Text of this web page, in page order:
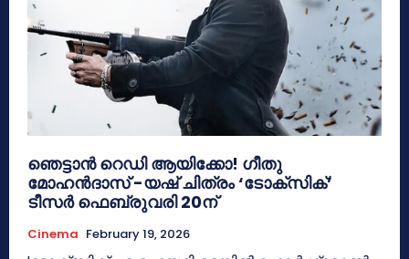
ഞെട്ടാൻ റെഡി ആയിക്കോ! ഗീതു
മോഹൻദാസ് -യഷ് ചിത്രം ‘ടോക്സിക്’
ടീസർ ഫെബ്രുവരി 20ന്
Cinema February 19, 2026